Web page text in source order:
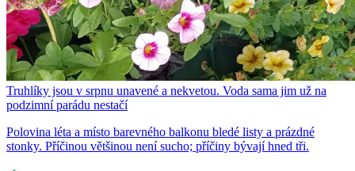
Truhlíky jsou v srpnu unavené a nekvetou. Voda sama jim už na
podzimní parádu nestačí
Polovina léta a místo barevného balkonu bledé listy a prázdné
stonky. Příčinou většinou není sucho; příčiny bývají hned tři.